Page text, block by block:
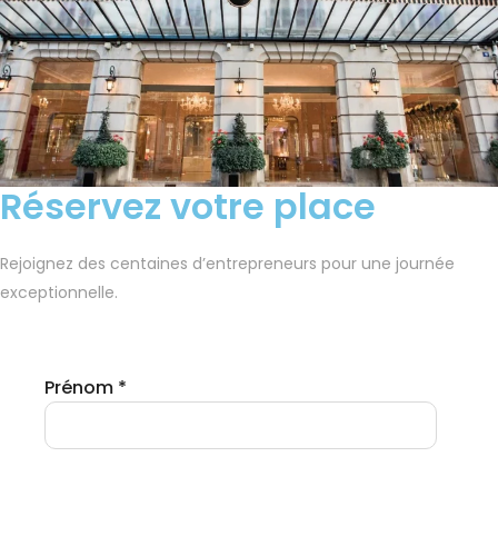
Réservez votre place
Rejoignez des centaines d’entrepreneurs pour une journée
exceptionnelle.